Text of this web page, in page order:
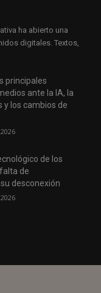
ha abierto una
digitales. Textos,
principales
ante la IA, la
y los cambios de
de los
de
desconexión